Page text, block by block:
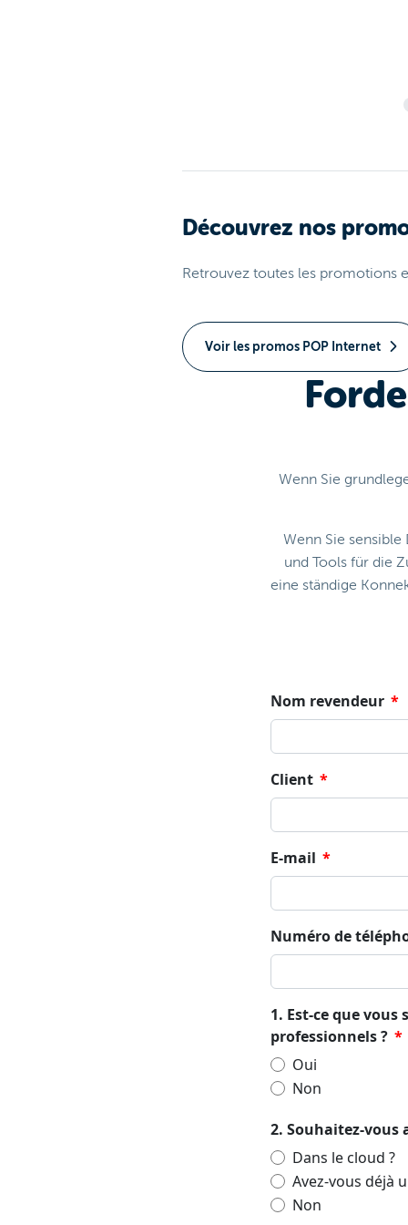
Découvrez nos
Retrouvez toutes les promotions
Voir les promos POP Internet
Wenn Sie
Wenn Sie
und Tools für die
eine ständige